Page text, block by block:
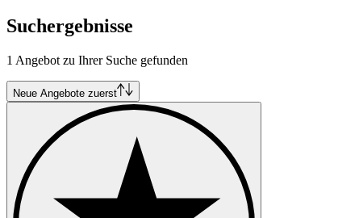
Suchergebnisse
1 Angebot zu Ihrer Suche gefunden
Neue Angebote zuerst